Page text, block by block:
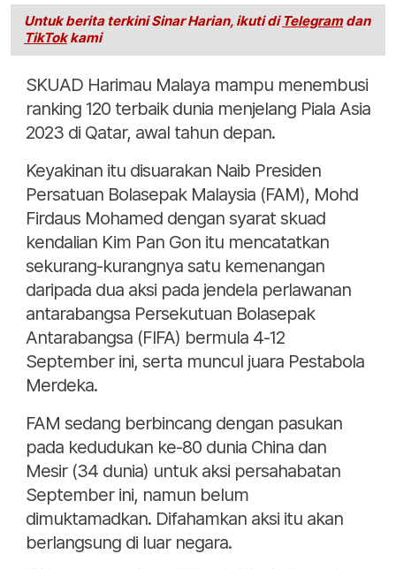
Untuk berita terkini Sinar Harian, ikuti di Telegramdan
TikTokkami
SKUAD Harimau Malaya mampu menembusi
ranking 120 terbaik dunia menjelang Piala Asia
2023 di Qatar, awal tahun depan.
Keyakinan itu disuarakan Naib Presiden
Persatuan Bolasepak Malaysia (FAM), Mohd
Firdaus Mohamed dengan syarat skuad
kendalian Kim Pan Gon itu mencatatkan
sekurang-kurangnya satu kemenangan
daripada dua aksi pada jendela perlawanan
antarabangsa Persekutuan Bolasepak
Antarabangsa (FIFA) bermula 4-12
September ini, serta muncul juara Pestabola
Merdeka.
FAM sedang berbincang dengan pasukan
pada kedudukan ke-80 dunia China dan
Mesir (34 dunia) untuk aksi persahabatan
September ini, namun belum
dimuktamadkan. Difahamkan aksi itu akan
berlangsung di luar negara.